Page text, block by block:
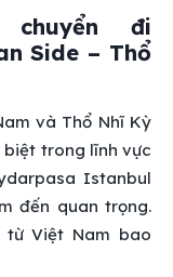
đi
Side – Thổ
và Thổ Nhĩ Kỳ
trong lĩnh vực
Istanbul
đến quan trọng.
từ Việt Nam bao